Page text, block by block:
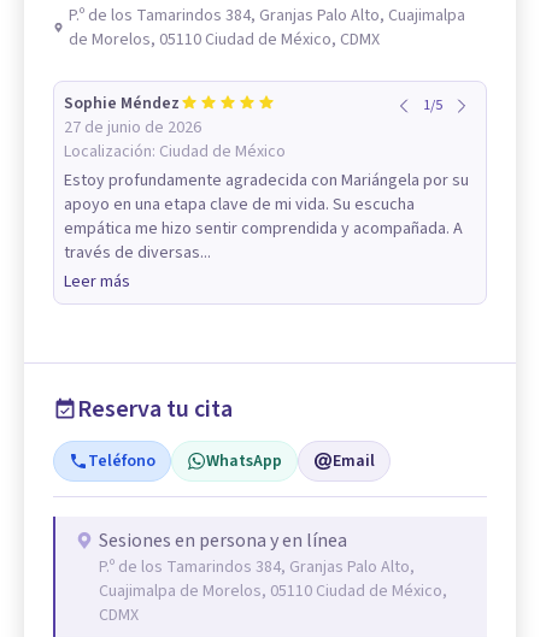
P.º de los Tamarindos 384, Granjas Palo Alto, Cuajimalpa
de Morelos, 05110 Ciudad de México, CDMX
Sophie Méndez
27 de junio de 2026
Localización: Ciudad de México
1/5
Estoy profundamente agradecida con Mariángela por su
apoyo en una etapa clave de mi vida. Su escucha
empática me hizo sentir comprendida y acompañada. A
través de diversas...
Leer más
Reserva tu cita
Teléfono WhatsApp Email
Sesiones en persona y en línea
P.º de los Tamarindos 384, Granjas Palo Alto,
Cuajimalpa de Morelos, 05110 Ciudad de México,
CDMX